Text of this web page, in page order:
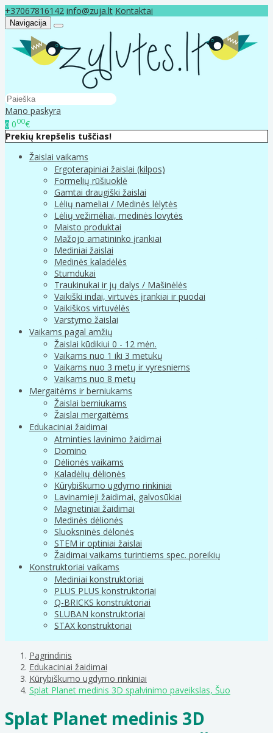
+37067816142 info@zuja.lt Kontaktai
Navigacija
Mano paskyra
0 000€
Prekių krepšelis tuščias!
Žaislai vaikams
Ergoterapiniai žaislai (kilpos)
Formelių rūšiuoklė
Gamtai draugiški žaislai
Lėlių nameliai / Medinės lėlytės
Lėlių vežimėliai, medinės lovytės
Maisto produktai
Mažojo amatininko įrankiai
Mediniai žaislai
Medinės kaladėlės
Stumdukai
Traukinukai ir jų dalys / Mašinėlės
Vaikiški indai, virtuvės įrankiai ir puodai
Vaikiškos virtuvėlės
Varstymo žaislai
Vaikams pagal amžių
Žaislai kūdikiui 0 - 12 mėn.
Vaikams nuo 1 iki 3 metukų
Vaikams nuo 3 metų ir vyresniems
Vaikams nuo 8 metų
Mergaitėms ir berniukams
Žaislai berniukams
Žaislai mergaitėms
Edukaciniai žaidimai
Atminties lavinimo žaidimai
Domino
Dėlionės vaikams
Kaladėlių dėlionės
Kūrybiškumo ugdymo rinkiniai
Lavinamieji žaidimai, galvosūkiai
Magnetiniai žaidimai
Medinės dėlionės
Sluoksninės dėlonės
STEM ir optiniai žaislai
Žaidimai vaikams turintiems spec. poreikių
Konstruktoriai vaikams
Mediniai konstruktoriai
PLUS PLUS konstruktoriai
Q-BRICKS konstruktoriai
SLUBAN konstruktoriai
STAX konstruktoriai
Pagrindinis
Edukaciniai žaidimai
Kūrybiškumo ugdymo rinkiniai
Splat Planet medinis 3D spalvinimo paveikslas, Šuo
Splat Planet medinis 3D